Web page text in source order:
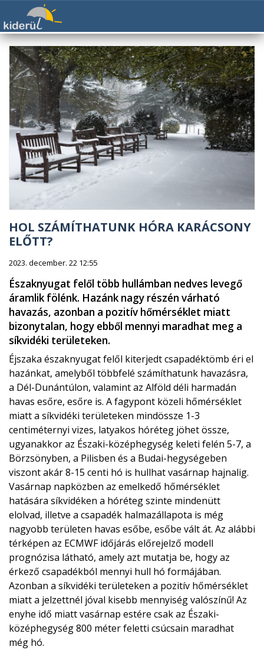
HOL SZÁMÍTHATUNK HÓRA KARÁCSONY
ELŐTT?
2023. december. 22 12:55
Északnyugat felől több hullámban nedves levegő
áramlik fölénk. Hazánk nagy részén várható
havazás, azonban a pozitív hőmérséklet miatt
bizonytalan, hogy ebből mennyi maradhat meg a
síkvidéki területeken.
Éjszaka északnyugat felől kiterjedt csapadéktömb éri el
hazánkat, amelyből többfelé számíthatunk havazásra,
a Dél-Dunántúlon, valamint az Alföld déli harmadán
havas esőre, esőre is. A fagypont közeli hőmérséklet
miatt a síkvidéki területeken mindössze 1-3
centiméternyi vizes, latyakos hóréteg jöhet össze,
ugyanakkor az Északi-középhegység keleti felén 5-7, a
Börzsönyben, a Pilisben és a Budai-hegységeben
viszont akár 8-15 centi hó is hullhat vasárnap hajnalig.
Vasárnap napközben az emelkedő hőmérséklet
hatására síkvidéken a hóréteg szinte mindenütt
elolvad, illetve a csapadék halmazállapota is még
nagyobb területen havas esőbe, esőbe vált át. Az alábbi
térképen az ECMWF időjárás előrejelző modell
prognózisa látható, amely azt mutatja be, hogy az
érkező csapadékból mennyi hull hó formájában.
Azonban a síkvidéki területeken a pozitív hőmérséklet
miatt a jelzettnél jóval kisebb mennyiség valószínű! Az
enyhe idő miatt vasárnap estére csak az Északi-
középhegység 800 méter feletti csúcsain maradhat
még hó.